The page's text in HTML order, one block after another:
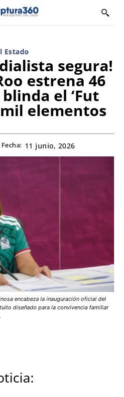
Estado
segura!
estrena 46
el ‘Fut
mil elementos
Fecha: 11 junio, 2026
encabeza la inauguración oficial del
diseñado para la convivencia familiar